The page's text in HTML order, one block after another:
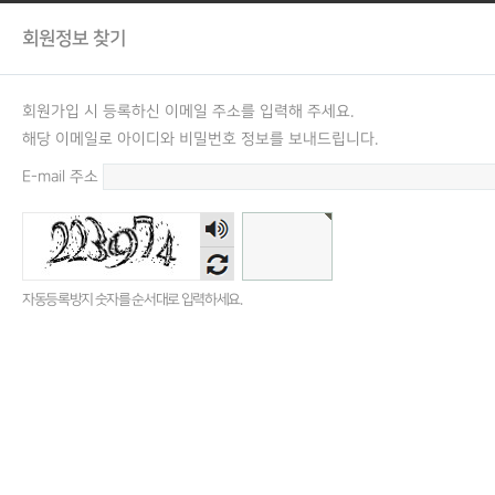
회원정보 찾기
회원가입 시 등록하신 이메일 주소를 입력해 주세요.
해당 이메일로 아이디와 비밀번호 정보를 보내드립니다.
E-mail 주소
숫자
음성
듣기
자동등록방지 숫자를 순서대로 입력하세요.